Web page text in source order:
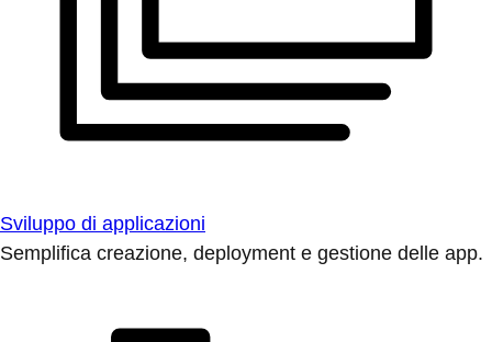
Sviluppo di applicazioni
Semplifica creazione, deployment e gestione delle app.